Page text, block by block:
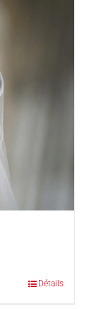
Détails